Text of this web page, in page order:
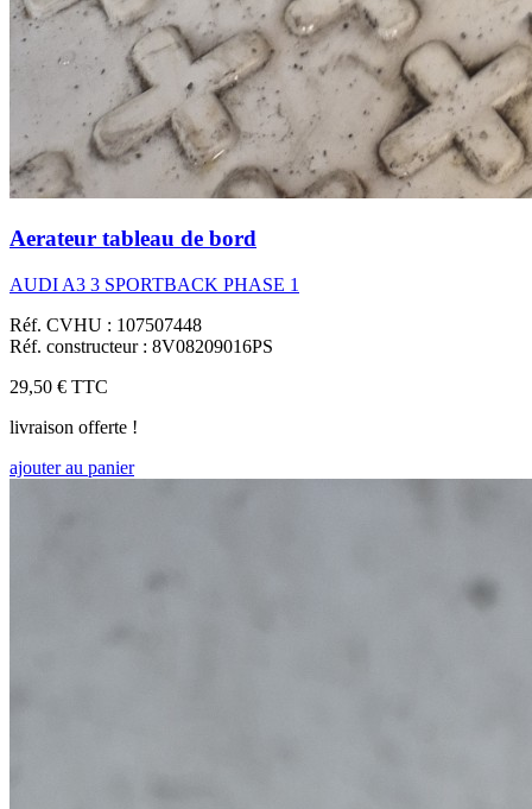
Aerateur tableau de bord
AUDI A3 3 SPORTBACK PHASE 1
Réf. CVHU : 107507448
Réf. constructeur : 8V08209016PS
29,50 € TTC
livraison offerte !
ajouter au panier